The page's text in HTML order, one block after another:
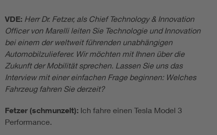
VDE: HerrDr. Fetzer, als Chief Technology & Innovation
Officer von Marelli leiten Sie Technologie und Innovation
bei einem der weltweit führenden unabhängigen
Automobilzulieferer. Wir möchten mit Ihnen über die
Zukunft der Mobilität sprechen. Lassen Sie uns das
Interview mit einer einfachen Frage beginnen: Welches
Fahrzeug fahren Sie derzeit?
Fetzer (schmunzelt): Ich fahre einen Tesla Model 3
Performance.